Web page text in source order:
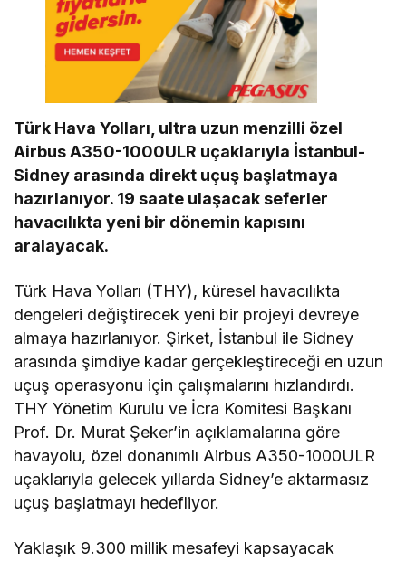
Türk Hava Yolları, ultra uzun menzilli özel
Airbus A350-1000ULR uçaklarıyla İstanbul-
Sidney arasında direkt uçuş başlatmaya
hazırlanıyor. 19 saate ulaşacak seferler
havacılıkta yeni bir dönemin kapısını
aralayacak.
Türk Hava Yolları (THY), küresel havacılıkta
dengeleri değiştirecek yeni bir projeyi devreye
almaya hazırlanıyor. Şirket, İstanbul ile Sidney
arasında şimdiye kadar gerçekleştireceği en uzun
uçuş operasyonu için çalışmalarını hızlandırdı.
THY Yönetim Kurulu ve İcra Komitesi Başkanı
Prof. Dr. Murat Şeker’in açıklamalarına göre
havayolu, özel donanımlı Airbus A350-1000ULR
uçaklarıyla gelecek yıllarda Sidney’e aktarmasız
uçuş başlatmayı hedefliyor.
Yaklaşık 9.300 millik mesafeyi kapsayacak